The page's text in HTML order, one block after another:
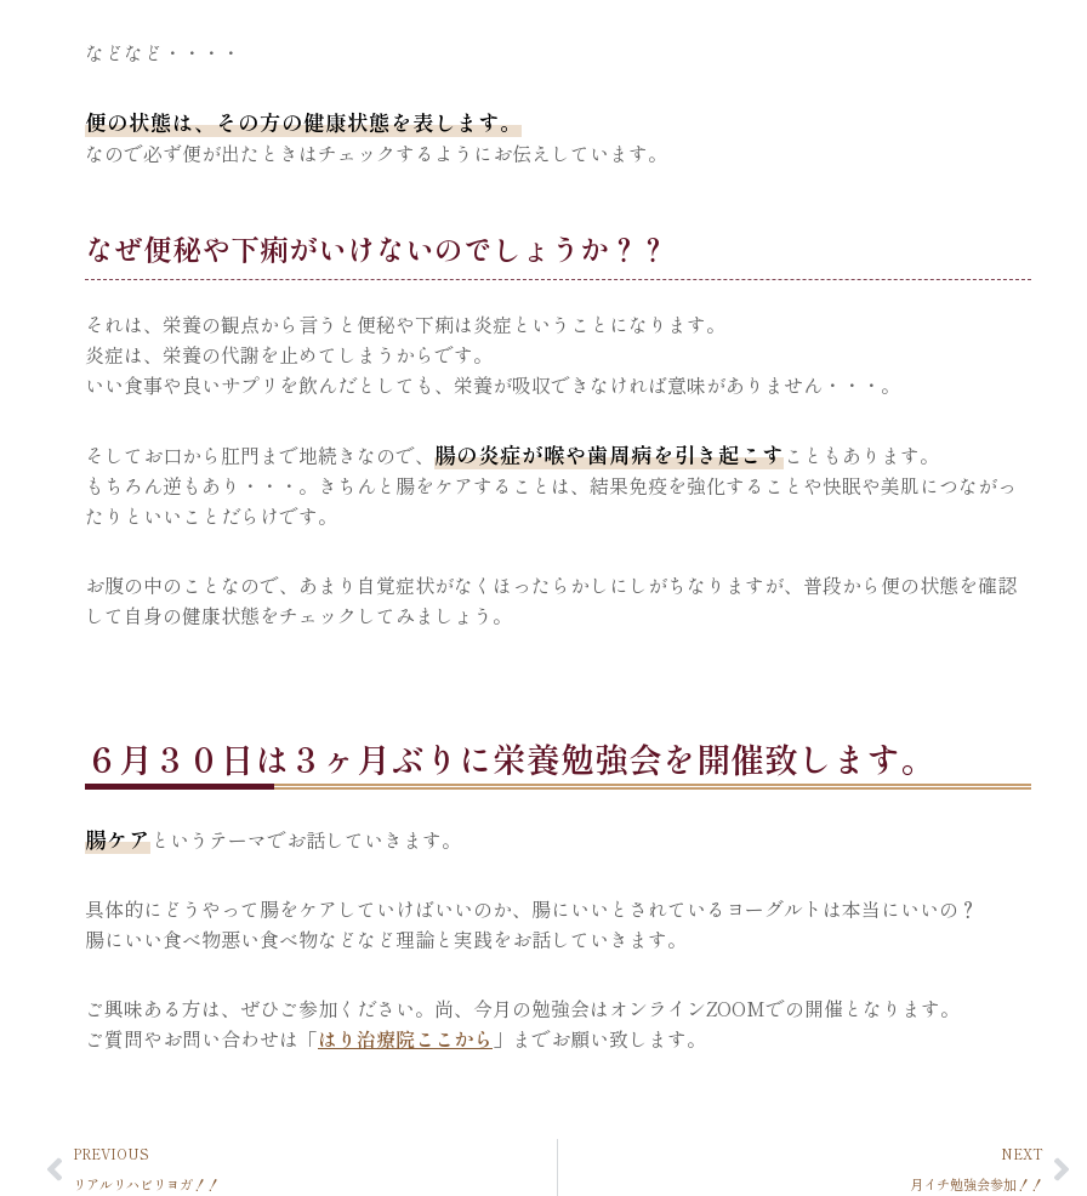
などなど・・・・
便の状態は、その方の健康状態を表します。
なので必ず便が出たときはチェックするようにお伝えしています。
なぜ便秘や下痢がいけないのでしょうか？？
それは、栄養の観点から言うと便秘や下痢は炎症ということになります。
炎症は、栄養の代謝を止めてしまうからです。
いい食事や良いサプリを飲んだとしても、栄養が吸収できなければ意味がありません・・・。
そしてお口から肛門まで地続きなので、 腸の炎症が喉や歯周病を引き起こすこともあります。
もちろん逆もあり・・・。きちんと腸をケアすることは、結果免疫を強化することや快眠や美肌につながっ
たりといいことだらけです。
お腹の中のことなので、あまり自覚症状がなくほったらかしにしがちなりますが、普段から便の状態を確認
して自身の健康状態をチェックしてみましょう。
６月３０日は３ヶ月ぶりに栄養勉強会を開催致します。
腸ケア というテーマでお話していきます。
具体的にどうやって腸をケアしていけばいいのか、腸にいいとされているヨーグルトは本当にいいの？
腸にいい食べ物悪い食べ物などなど理論と実践をお話していきます。
ご興味ある方は、ぜひご参加ください。尚、今月の勉強会はオンラインZOOMでの開催となります。
ご質問やお問い合わせは「はり治療院ここから 」までお願い致します。
PREVIOUS
リアルリハビリヨガ！！
NEXT
月イチ勉強会参加！！